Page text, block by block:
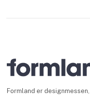
Formland er